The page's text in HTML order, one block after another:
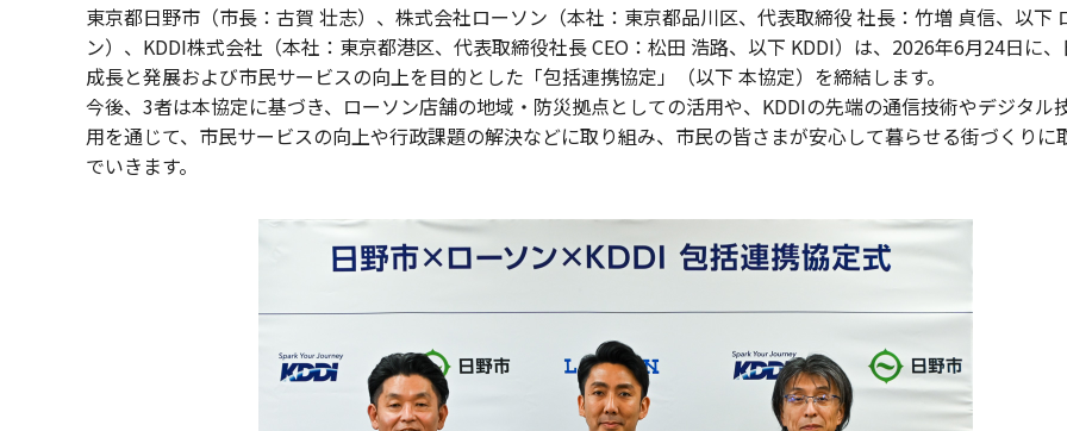
東京都日野市（市長：古賀 壮志）、株式会社ローソン（本社：東京都品川区、代表取締役 社長：竹増 貞信、以下
ン）、KDDI株式会社（本社：東京都港区、代表取締役社長 CEO：松田 浩路、以下 KDDI）は、2026年6月24日に
成長と発展および市民サービスの向上を目的とした「包括連携協定」（以下 本協定）を締結します。
今後、3者は本協定に基づき、ローソン店舗の地域・防災拠点としての活用や、KDDIの先端の通信技術やデジタル
用を通じて、市民サービスの向上や行政課題の解決などに取り組み、市民の皆さまが安心して暮らせる街づくりに
でいきます。